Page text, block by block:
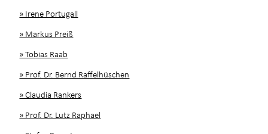
» Irene Portugall
» Markus Preiß
» Tobias Raab
» Prof. Dr. Bernd Raffelhüschen
» Claudia Rankers
» Prof. Dr. Lutz Raphael